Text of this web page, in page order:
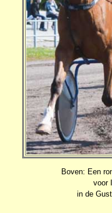
Boven: Een
voor
in de